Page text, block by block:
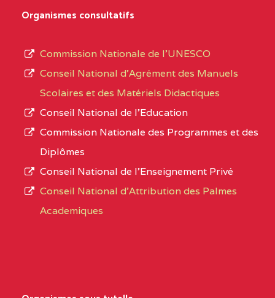
Organismes consultatifs
Commission Nationale de l’UNESCO
Conseil National d’Agrément des Manuels
Scolaires et des Matériels Didactiques
Conseil National de l’Education
Commission Nationale des Programmes et des
Diplômes
Conseil National de l’Enseignement Privé
Conseil National d'Attribution des Palmes
Academiques